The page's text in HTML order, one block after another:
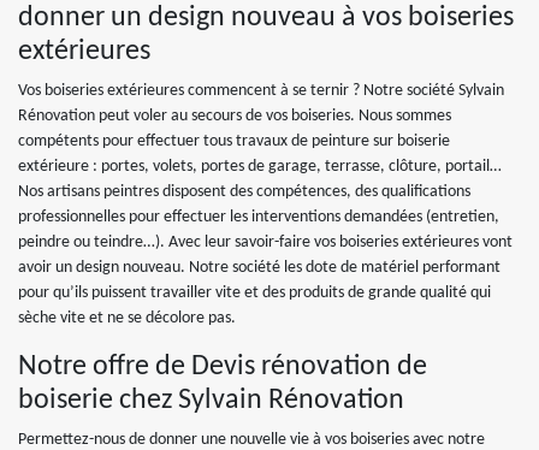
donner un design nouveau à vos boiseries
extérieures
Vos boiseries extérieures commencent à se ternir ? Notre société Sylvain
Rénovation peut voler au secours de vos boiseries. Nous sommes
compétents pour effectuer tous travaux de peinture sur boiserie
extérieure : portes, volets, portes de garage, terrasse, clôture, portail…
Nos artisans peintres disposent des compétences, des qualifications
professionnelles pour effectuer les interventions demandées (entretien,
peindre ou teindre…). Avec leur savoir-faire vos boiseries extérieures vont
avoir un design nouveau. Notre société les dote de matériel performant
pour qu’ils puissent travailler vite et des produits de grande qualité qui
sèche vite et ne se décolore pas.
Notre offre de Devis rénovation de
boiserie chez Sylvain Rénovation
Permettez-nous de donner une nouvelle vie à vos boiseries avec notre